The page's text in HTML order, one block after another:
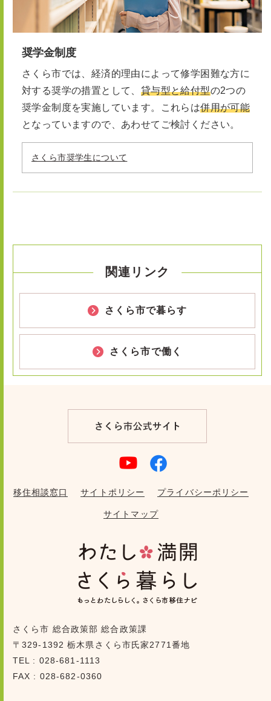
奨学金制度
さくら市では、経済的理由によって修学困難な方に
対する奨学の措置として、 貸与型と給付型の2つの
奨学金制度を実施しています。これらは併用が可能
となっていますので、あわせてご検討ください。
さくら市奨学生について
関連リンク
さくら市で暮らす
さくら市で働く
移住相談窓口 サイトポリシー プライバシーポリシー
サイトマップ
さくら市 総合政策部 総合政策課
〒329-1392 栃木県さくら市氏家2771番地
TEL : 028-681-1113
FAX : 028-682-0360